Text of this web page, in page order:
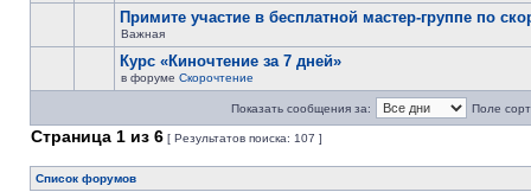
Примите участие в бесплатной мастер-группе по
Важная
Курс «Киночтение за 7 дней»
в форуме Скорочтение
Показать сообщения за: Поле
Страница 1 из 6 [ Результатов поиска: 107 ]
Список форумов